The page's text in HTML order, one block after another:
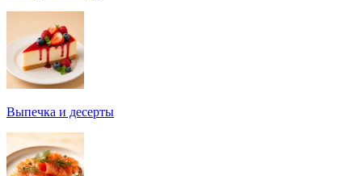
Выпечка и десерты